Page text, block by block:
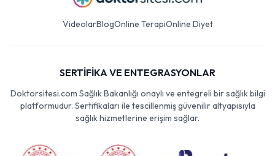
VideolarBlogOnline TerapiOnline Diyet
SERTİFİKA VE ENTEGRASYONLAR
Doktorsitesi.com Sağlık Bakanlığı onaylı ve entegreli bir sağlık bilgi
platformudur. Sertifikaları ile tescillenmiş güvenilir altyapısıyla
sağlık hizmetlerine erişim sağlar.